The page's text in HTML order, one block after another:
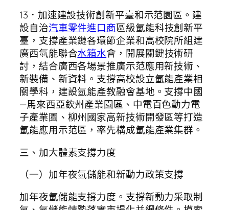
13．加速建設技術創新平臺和示范園區。建
設自治汽車零件進口商區級氫能科技創新平
臺，支撐產業鏈各環節企業和高校院所組建
廣西氫能聯合水箱水會，開展關鍵技術研
討，結合廣西各場景推廣示范應用新技術、
新裝備、新資料。支撐高校設立氫能產業相
關學科，建設氫能產教融會基地。支撐中國
—馬來西亞欽州產業園區、中電百色動力電
子產業園、柳州國家高新技術開發區等打造
氫能應用示范區，率先構成氫能產業集群。
三、加大體素支撐力度
（一）加年夜氫儲能和新動力政策支撐
加年夜氫儲能支撐力度。支撐新動力采取制